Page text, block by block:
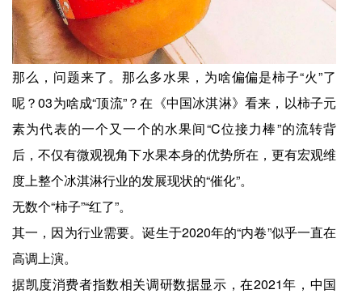
那么，问题来了。那么多水果，为啥偏偏是柿子“火”了
呢？03为啥成“顶流”？在《中国冰淇淋》看来，以柿子元
素为代表的一个又一个的水果间“C位接力棒”的流转背
后，不仅有微观视角下水果本身的优势所在，更有宏观维
度上整个冰淇淋行业的发展现状的“催化”。
无数个“柿子”“红了”。
其一，因为行业需要。诞生于2020年的“内卷”似乎一直在
高调上演。
据凯度消费者指数相关调研数据显示，在2021年，中国